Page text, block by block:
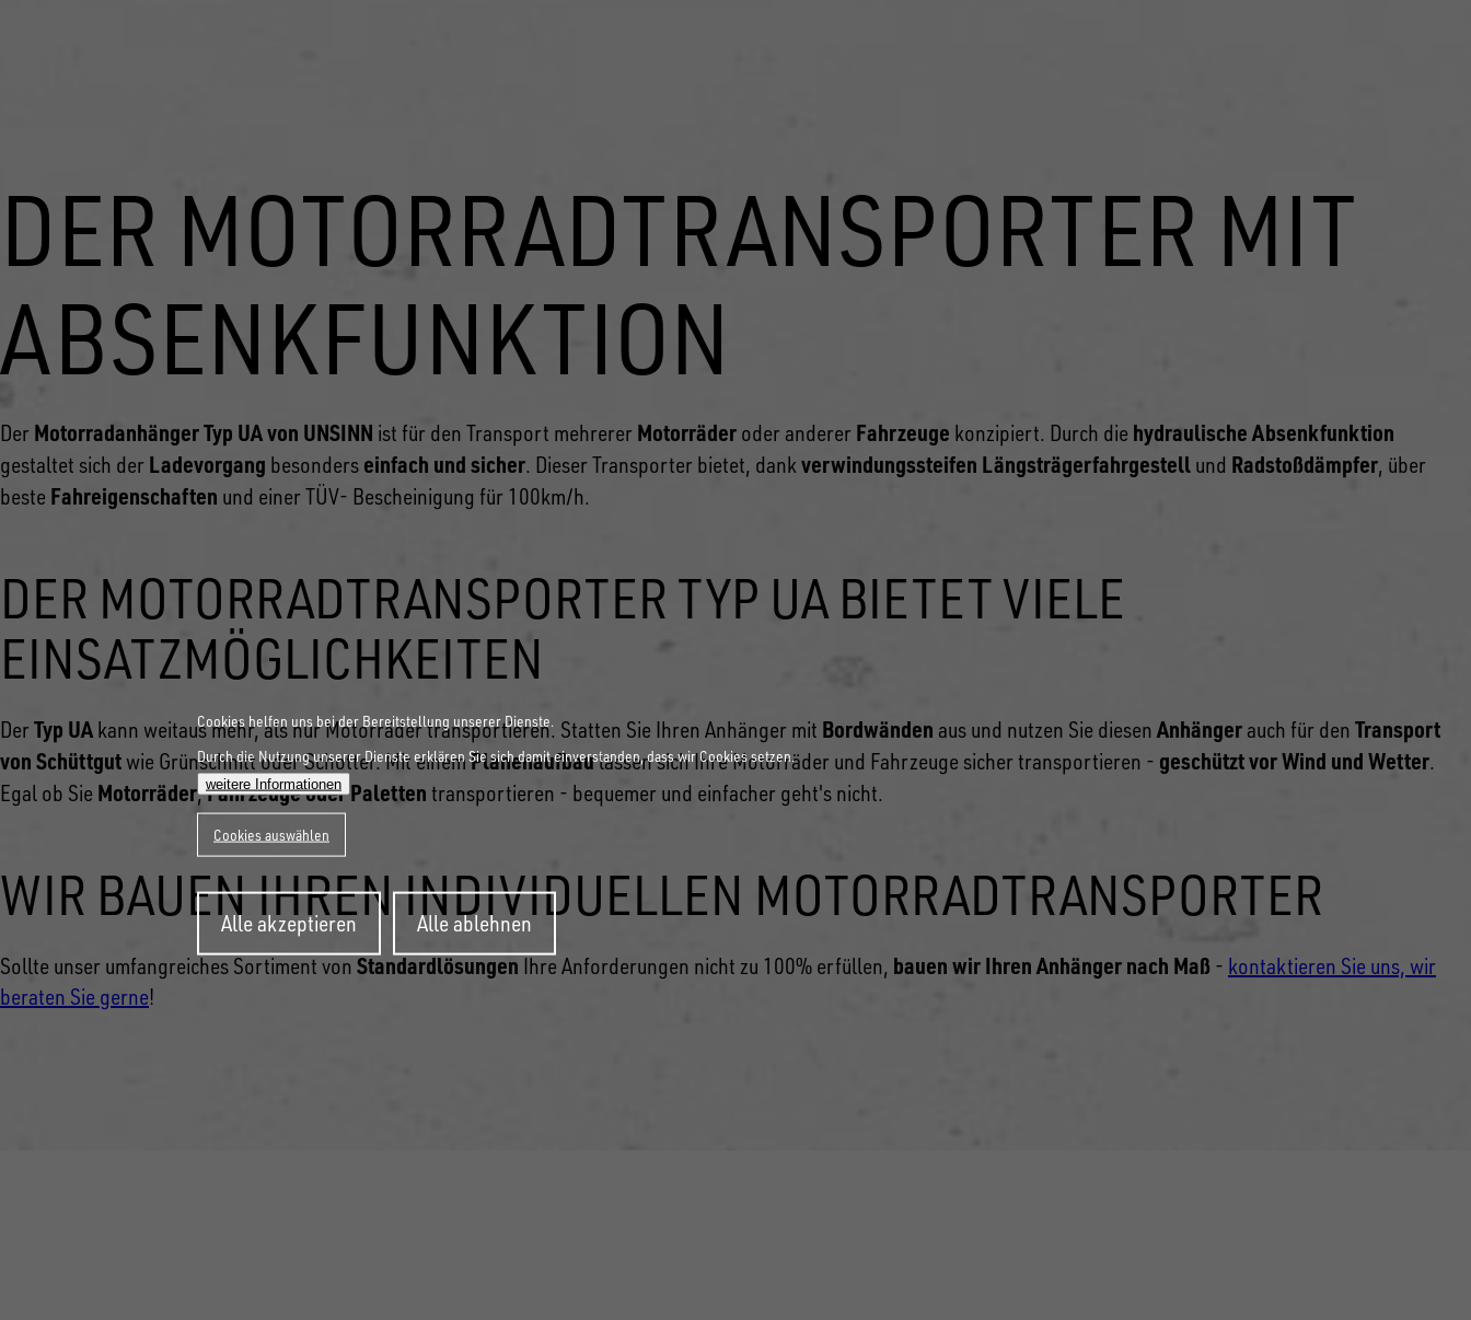
DER MOTORRADTRANSPORTER MIT
ABSENKFUNKTION
Der Motorradanhänger Typ UA von UNSINN ist für den Transport mehrerer Motorräder oder anderer Fahrzeuge konzipiert. Durch die hydraulische Absenkfunktion
gestaltet sich der Ladevorgang besonders einfach und sicher. Dieser Transporter bietet, dank verwindungssteifen Längsträgerfahrgestell und Radstoßdämpfer, über
beste Fahreigenschaften und einer TÜV- Bescheinigung für 100km/h.
DER MOTORRADTRANSPORTER TYP UA BIETET VIELE
EINSATZMÖGLICHKEITEN
Der Typ UA kann weitaus mehr, als nur Motorräder transportieren. Statten Sie Ihren Anhänger mit Bordwänden aus und nutzen Sie diesen Anhänger auch für den Transport
von Schüttgut wie Grünschnitt oder Schotter. Mit einemPlanenaufbaulassen sich Ihre Motorräder und Fahrzeuge sicher transportieren - geschützt vor Wind und Wetter.
Egal ob Sie Motorräder,Fahrzeuge oder Paletten transportieren - bequemer und einfacher geht's nicht.
WIR BAUEN IHREN INDIVIDUELLEN MOTORRADTRANSPORTER
Sollte unser umfangreiches Sortiment von Standardlösungen Ihre Anforderungen nicht zu 100% erfüllen, bauen wir Ihren Anhänger nach Maß - kontaktieren Sie uns, wir
beraten Sie gerne!
Cookies helfen uns bei der Bereitstellung unserer Dienste.
Durch die Nutzung unserer Dienste erklären Sie sich damit einverstanden, dass wir Cookies setzen.
weitere Informationen
Cookies auswählen
Alle akzeptieren
Zustimmung
zurückziehen
Alle ablehnen